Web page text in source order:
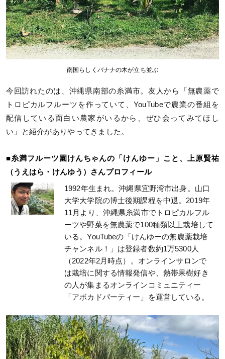
南国らしくバナナの木が立ち並ぶ
今回訪れたのは、沖縄県南部の糸満市。友人から「無農薬で
トロピカルフルーツを作っていて、YouTubeで農業の番組を
配信している面白い農家がいるから、ぜひ会ってみてほし
い」と紹介がありやってきました。
■糸満フルーツ園けんちゃんの「けんゆー」こと、上原賢祐
（うえはら・けんゆう）さんプロフィール
1992年生まれ。沖縄県宜野湾市出身。山口
大学大学院の博士後期課程を中退。2019年
11月より、沖縄県糸満市でトロピカルフル
ーツや野菜を無農薬で100種類以上栽培して
いる。YouTubeの「けんゆーの無農薬栽培
チャンネル！」は登録者数約1万5300人
（2022年2月時点）。オンラインサロンで
は栽培に関する情報発信や、熱帯果樹好き
の人が集まるオンラインコミュニティー
「アボカドパーティー」を運営している。